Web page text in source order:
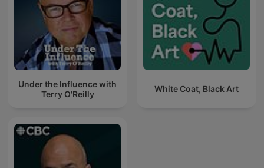
Under the Influence with
Terry O'Reilly
White Coat, Black Art